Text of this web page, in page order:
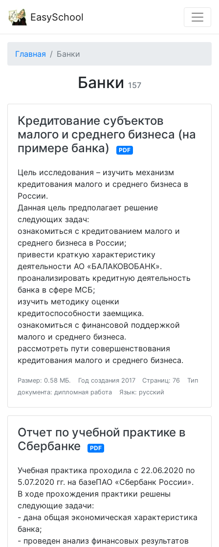
EasySchool
Главная Банки
Банки 157
Кредитование субъектов
малого и среднего бизнеса (на
примере банка)
PDF
Цель исследования – изучить механизм
кредитования малого и среднего бизнеса в
России.
Данная цель предполагает решение
следующих задач:
ознакомиться с кредитованием малого и
среднего бизнеса в России;
привести краткую характеристику
деятельности АО «БАЛАКОВОБАНК».
проанализировать кредитную деятельность
банка в сфере МСБ;
изучить методику оценки
кредитоспособности заемщика.
ознакомиться с финансовой поддержкой
малого и среднего бизнеса.
рассмотреть пути совершенствования
кредитования малого и среднего бизнеса.
Размер: 0.58 МБ. Год создания 2017 Страниц: 76
Тип
документа: дипломная работа
Язык: русский
Отчет по учебной практике в
Сбербанке
PDF
Учебная практика проходила с 22.06.2020 по
5.07.2020 гг. на базеПАО «Сбербанк России».
В ходе прохождения практики решены
следующие задачи:
- дана общая экономическая характеристика
банка;
- проведен анализ финансовых результатов